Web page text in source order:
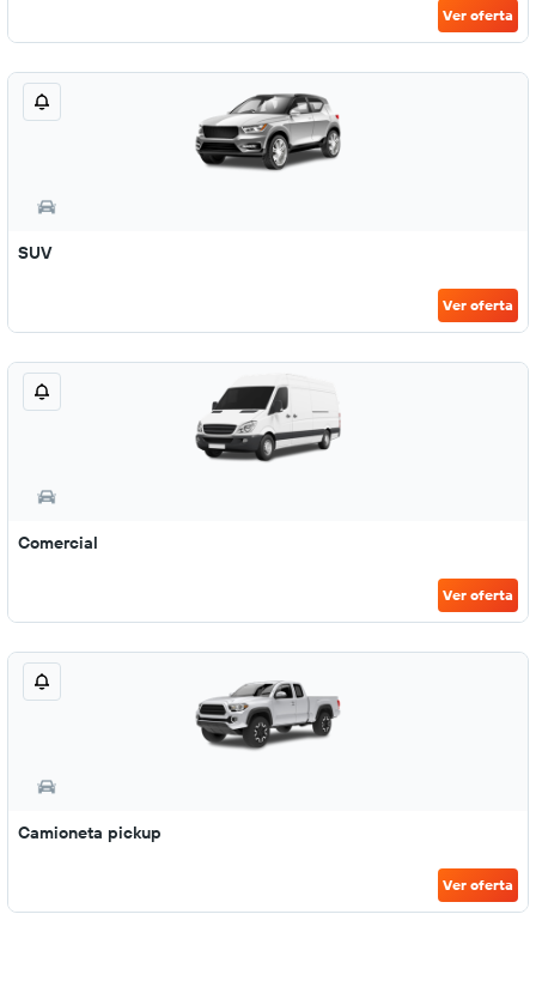
Ver oferta
SUV
Ver oferta
Comercial
Ver oferta
Camioneta pickup
Ver oferta